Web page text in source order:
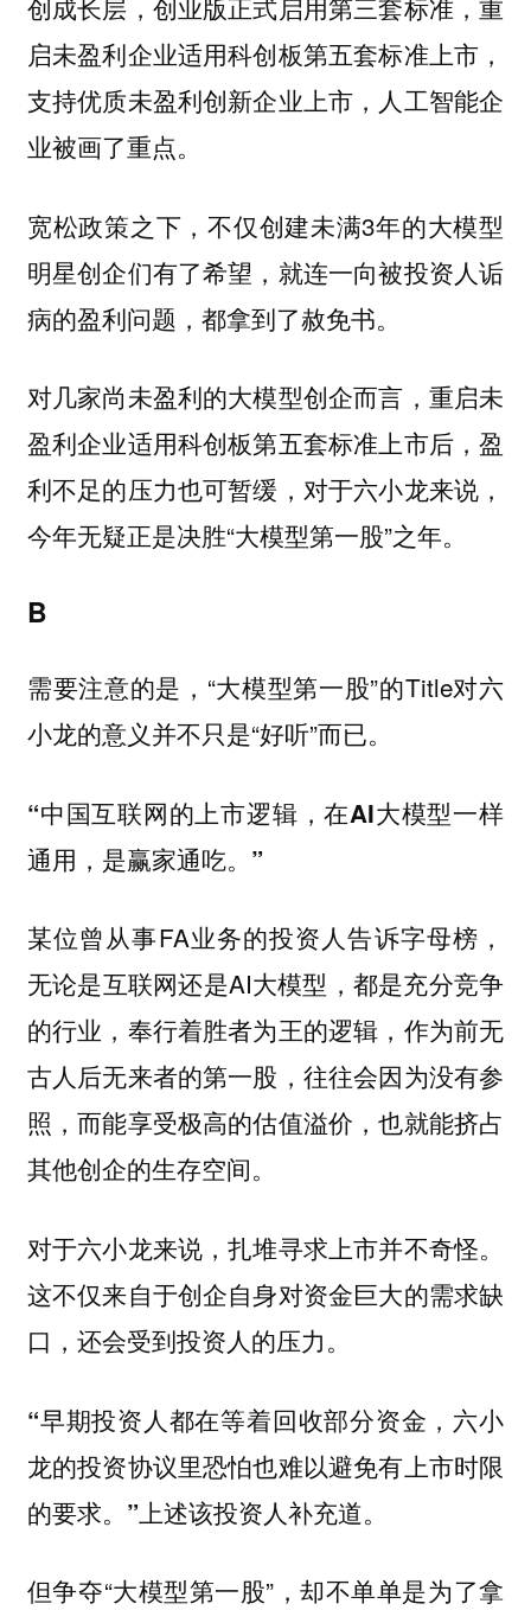
创成长层，创业版正式启用第三套标准，重
启未盈利企业适用科创板第五套标准上市，
支持优质未盈利创新企业上市，人工智能企
业被画了重点。
宽松政策之下，不仅创建未满3年的大模型
明星创企们有了希望，就连一向被投资人诟
病的盈利问题，都拿到了赦免书。
对几家尚未盈利的大模型创企而言，重启未
盈利企业适用科创板第五套标准上市后，盈
利不足的压力也可暂缓，对于六小龙来说，
今年无疑正是决胜“大模型第一股”之年。
B
需要注意的是，“大模型第一股”的Title对六
小龙的意义并不只是“好听”而已。
“中国互联网的上市逻辑，在AI大模型一样
通用，是赢家通吃。”
某位曾从事FA业务的投资人告诉字母榜，
无论是互联网还是AI大模型，都是充分竞争
的行业，奉行着胜者为王的逻辑， 作为前无
古人后无来者的第一股，往往会因为没有参
照，而能享受极高的估值溢价，也就能挤占
其他创企的生存空间。
对于六小龙来说，扎堆寻求上市并不奇怪。
这不仅来自于创企自身对资金巨大的需求缺
口，还会受到投资人的压力。
“早期投资人都在等着回收部分资金，六小
龙的投资协议里恐怕也难以避免有上市时限
的要求。” 上述该投资人补充道。
但争夺“大模型第一股”，却不单单是为了拿